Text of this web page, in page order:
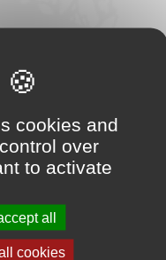
: Gratuit
cookies and
over
to activate
all
cookies